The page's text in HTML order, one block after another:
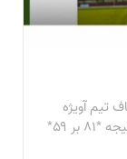
تیم آویژه
صنعت پارسا رفت که این دیدار پر حاشیه با نتیجه *۸۱ بر ۵۹*